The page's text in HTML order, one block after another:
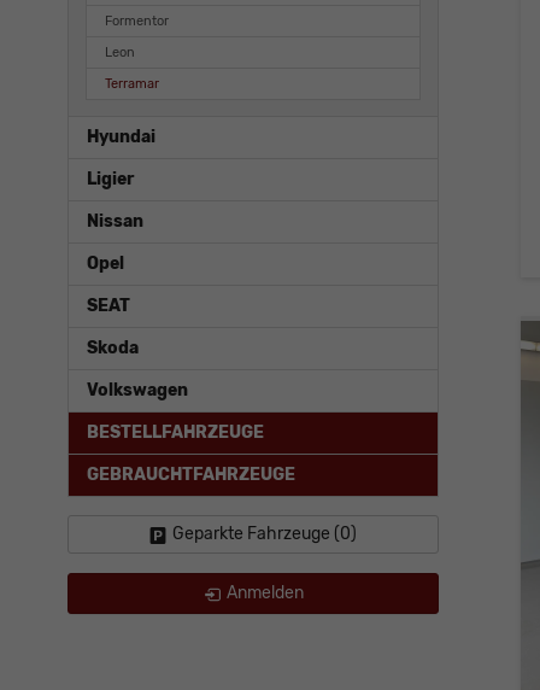
Formentor
Leon
Terramar
Hyundai
Ligier
Nissan
Opel
SEAT
Skoda
Volkswagen
BESTELLFAHRZEUGE
GEBRAUCHTFAHRZEUGE
Geparkte Fahrzeuge (0)
Anmelden